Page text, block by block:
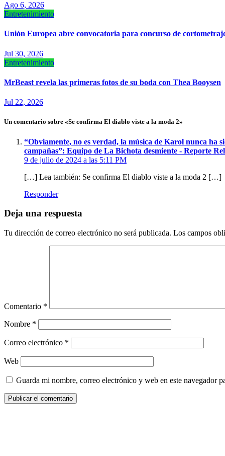
Ago 6, 2026
Entretenimiento
Unión Europea abre convocatoria para concurso de
Jul 30, 2026
Entretenimiento
MrBeast revela las primeras fotos de su boda con Thea Booysen
Jul 22, 2026
Un comentario sobre «Se confirma El diablo viste a la moda 2»
“Obviamente, no es verdad, la música de Karol nunca ha
campañas”: Equipo de La Bichota desmiente - Reporte
9 de julio de 2024 a las 5:11 PM
[…] Lea también: Se confirma El diablo viste a la moda 2 […]
Responder
Deja una respuesta
Tu dirección de correo electrónico no será publicada. Los campos
Comentario *
Nombre *
Correo electrónico *
Web
Guarda mi nombre, correo electrónico y web en este navegador